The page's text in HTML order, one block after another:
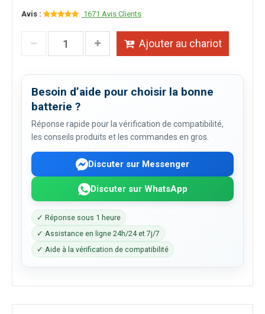
Avis : 1671 Avis Clients
Ajouter au chariot
Besoin d’aide pour choisir la bonne
batterie ?
Réponse rapide pour la vérification de compatibilité,
les conseils produits et les commandes en gros.
Discuter sur Messenger
Discuter sur WhatsApp
✓ Réponse sous 1 heure
✓ Assistance en ligne 24h/24 et 7j/7
✓ Aide à la vérification de compatibilité